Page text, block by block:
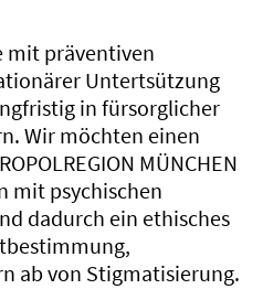
mit präventiven
Untertsützung
in fürsorglicher
Wir möchten einen
MÜNCHEN
mit psychischen
dadurch ein ethisches
ab von Stigmatisierung.